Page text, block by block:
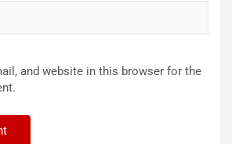
and website in this browser for the